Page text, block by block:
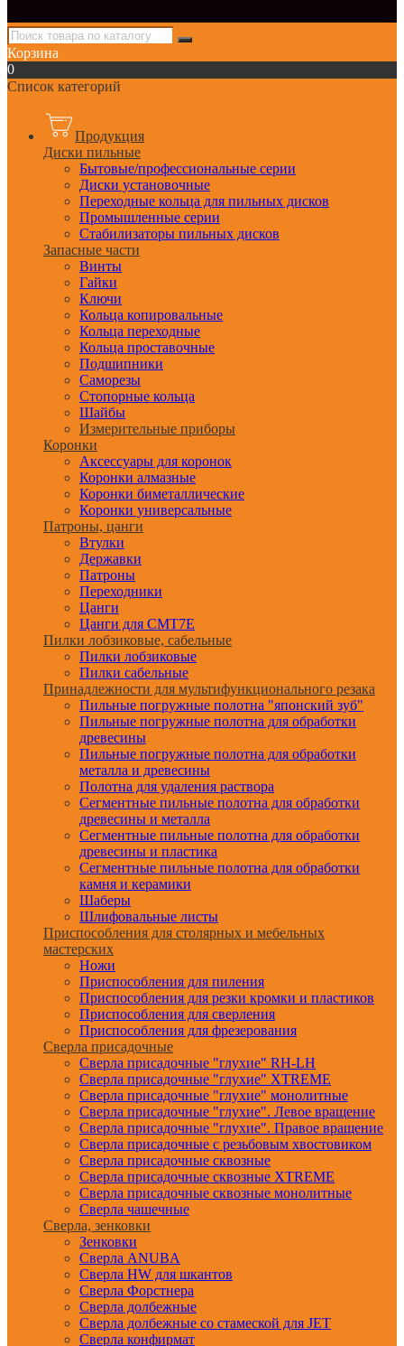
Корзина
0
Список категорий
Продукция
Диски пильные
Бытовые/профессиональные серии
Диски установочные
Переходные кольца для пильных дисков
Промышленные серии
Стабилизаторы пильных дисков
Запасные части
Винты
Гайки
Ключи
Кольца копировальные
Кольца переходные
Кольца проставочные
Подшипники
Саморезы
Стопорные кольца
Шайбы
Измерительные приборы
Коронки
Аксессуары для коронок
Коронки алмазные
Коронки биметаллические
Коронки универсальные
Патроны, цанги
Втулки
Державки
Патроны
Переходники
Цанги
Цанги для CMT7E
Пилки лобзиковые, сабельные
Пилки лобзиковые
Пилки сабельные
Принадлежности для мультифункционального резака
Пильные погружные полотна "японский зуб"
Пильные погружные полотна для обработки
древесины
Пильные погружные полотна для обработки
металла и древесины
Полотна для удаления раствора
Сегментные пильные полотна для обработки
древесины и металла
Сегментные пильные полотна для обработки
древесины и пластика
Сегментные пильные полотна для обработки
камня и керамики
Шаберы
Шлифовальные листы
Приспособления для столярных и мебельных
мастерских
Ножи
Приспособления для пиления
Приспособления для резки кромки и пластиков
Приспособления для сверления
Приспособления для фрезерования
Сверла присадочные
Сверла присадочные "глухие" RH-LH
Сверла присадочные "глухие" XTREME
Сверла присадочные "глухие" монолитные
Сверла присадочные "глухие". Левое вращение
Сверла присадочные "глухие". Правое вращение
Сверла присадочные с резьбовым хвостовиком
Сверла присадочные сквозные
Сверла присадочные сквозные XTREME
Сверла присадочные сквозные монолитные
Сверла чашечные
Сверла, зенковки
Зенковки
Сверла ANUBA
Сверла HW для шкантов
Сверла Форстнера
Сверла долбежные
Сверла долбежные со стамеской для JET
Сверла конфирмат